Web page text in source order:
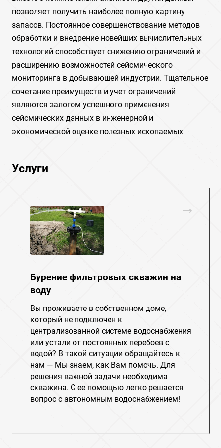
позволяет получить наиболее полную картину
запасов. Постоянное совершенствование методов
обработки и внедрение новейших вычислительных
технологий способствует снижению ограничений и
расширению возможностей сейсмического
мониторинга в добывающей индустрии. Тщательное
сочетание преимуществ и учет ограничений
являются залогом успешного применения
сейсмических данных в инженерной и
экономической оценке полезных ископаемых.
Услуги
Бурение фильтровых скважин на
воду
Вы проживаете в собственном доме,
который не подключен к
централизованной системе водоснабжения
или устали от постоянных перебоев с
водой? В такой ситуации обращайтесь к
нам — Мы знаем, как Вам помочь. Для
решения важной задачи необходима
скважина. С ее помощью легко решается
вопрос с автономным водоснабжением!